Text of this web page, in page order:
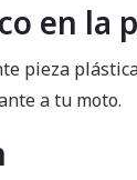
en la
pieza
a tu moto.